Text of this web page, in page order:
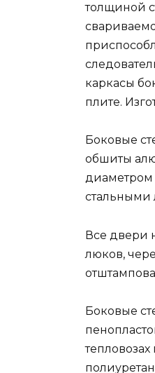
толщиной
каркасы
плите.
Боковые
обшиты
диаметром
стальными
Все двери
люков,
Боковые